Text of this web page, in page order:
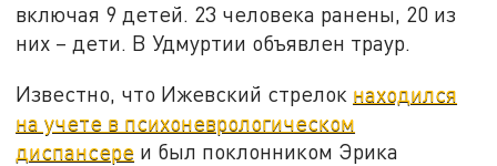
включая 9 детей. 23 человека ранены, 20 из
них – дети. В Удмуртии объявлен траур.
Известно, что Ижевский стрелок находился
на учете в психоневрологическом
диспансере и был поклонником Эрика